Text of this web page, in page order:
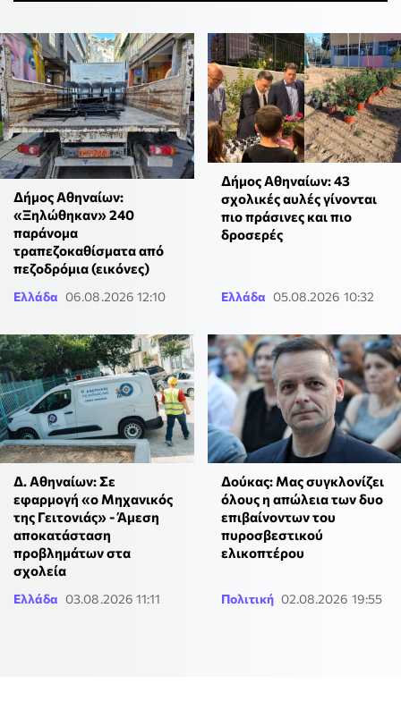
Δήμος Αθηναίων:
«Ξηλώθηκαν» 240
παράνομα
τραπεζοκαθίσματα από
πεζοδρόμια (εικόνες)
Ελλάδα 06.08.2026 12:10
Δήμος Αθηναίων: 43
σχολικές αυλές γίνονται
πιο πράσινες και πιο
δροσερές
Ελλάδα 05.08.2026 10:32
Δ. Αθηναίων: Σε
εφαρμογή «ο Μηχανικός
της Γειτονιάς» - Άμεση
αποκατάσταση
προβλημάτων στα
σχολεία
Ελλάδα 03.08.2026 11:11
Δούκας: Μας συγκλονίζει
όλους η απώλεια των δυο
επιβαίνοντων του
πυροσβεστικού
ελικοπτέρου
Πολιτική 02.08.2026 19:55